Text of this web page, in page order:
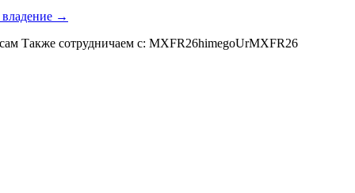
владение →
Также сотрудничаем с: MXFR26himegoUrMXFR26